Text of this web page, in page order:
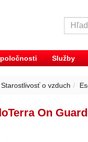
Služby
Starostlivosť o vzduch
On Guard